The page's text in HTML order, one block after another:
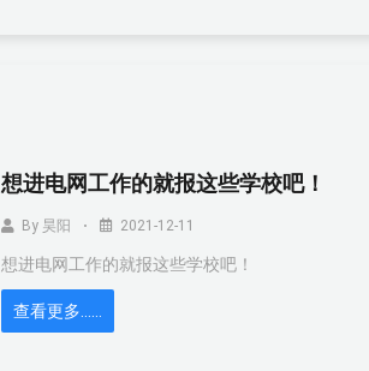
想进电网工作的就报这些学校吧！
By 昊阳 2021-12-11
想进电网工作的就报这些学校吧！
查看更多……